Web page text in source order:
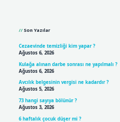
Son Yazılar
Cezaevinde temizliği kim yapar ?
Ağustos 6, 2026
Kulağa alınan darbe sonrası ne yapılmalı ?
Ağustos 6, 2026
Avcılık belgesinin vergisi ne kadardır ?
Ağustos 5, 2026
73 hangi sayıya bölünür ?
Ağustos 3, 2026
6 haftalık çocuk düşer mi ?